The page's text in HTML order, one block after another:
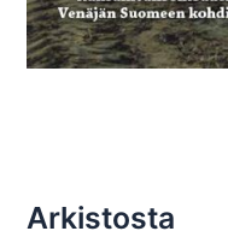
Arkistosta